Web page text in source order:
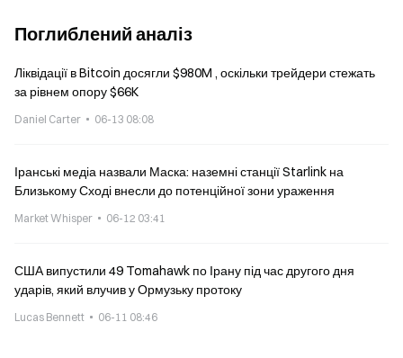
Поглиблений аналіз
Ліквідації в Bitcoin досягли $980M , оскільки трейдери стежать
за рівнем опору $66K
Daniel Carter 06-13 08:08
Іранські медіа назвали Маска: наземні станції Starlink на
Близькому Сході внесли до потенційної зони ураження
Market Whisper 06-12 03:41
США випустили 49 Tomahawk по Ірану під час другого дня
ударів, який влучив у Ормузьку протоку
Lucas Bennett 06-11 08:46